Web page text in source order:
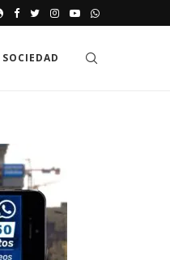
JAK GDZIE MOŻNA
SOCIEDAD